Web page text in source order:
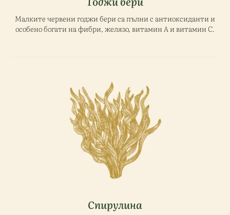
Малките червени годжи бери са пълни с антиоксиданти и
особено богати на фибри, желязо, витамин А и витамин С.
Спирулина